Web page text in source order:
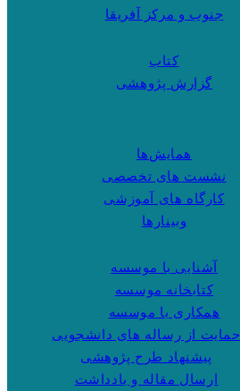
جنوب و مرکز آفریقا
کتاب
گزارش پژوهشی
همایش‌ها
نشست های تخصصی
کارگاه های آموزشی
وبینارها
آشنایی با موسسه
کتابخانه موسسه
همکاری با موسسه
حمایت از رساله های دانشجویی
پیشنهاد طرح پژوهشی
ارسال مقاله و یادداشت